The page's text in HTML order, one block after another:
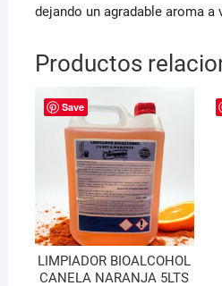
dejando un agradable aroma a
Productos
Save
LIMPIADOR BIOALCOHOL
CANELA NARANJA 5LTS